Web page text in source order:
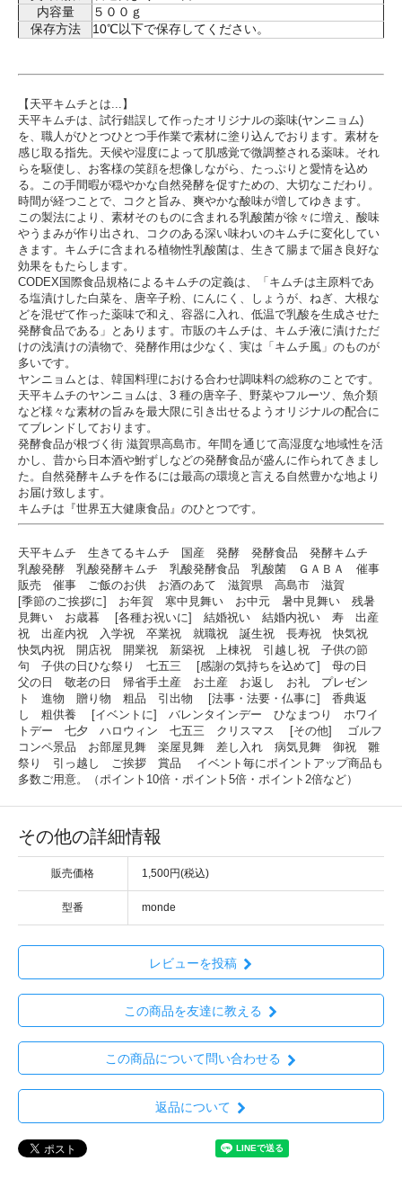
内容量
５００ｇ
保存方法
10℃以下で保存してください。
【天平キムチとは...】
天平キムチは、試行錯誤して作ったオリジナルの薬味(ヤンニョム)
を、職人がひとつひとつ手作業で素材に塗り込んでおります。素材を
感じ取る指先。天候や湿度によって肌感覚で微調整される薬味。それ
らを駆使し、お客様の笑顔を想像しながら、たっぷりと愛情を込め
る。この手間暇が穏やかな自然発酵を促すための、大切なこだわり。
時間が経つことで、コクと旨み、爽やかな酸味が増してゆきます。
この製法により、素材そのものに含まれる乳酸菌が徐々に増え、酸味
やうまみが作り出され、コクのある深い味わいのキムチに変化してい
きます。キムチに含まれる植物性乳酸菌は、生きて腸まで届き良好な
効果をもたらします。
CODEX国際食品規格によるキムチの定義は、「キムチは主原料であ
る塩漬けした白菜を、唐辛子粉、にんにく、しょうが、ねぎ、大根な
どを混ぜて作った薬味で和え、容器に入れ、低温で乳酸を生成させた
発酵食品である」とあります。市販のキムチは、キムチ液に漬けただ
けの浅漬けの漬物で、発酵作用は少なく、実は「キムチ風」のものが
多いです。
ヤンニョムとは、韓国料理における合わせ調味料の総称のことです。
天平キムチのヤンニョムは、3 種の唐辛子、野菜やフルーツ、魚介類
など様々な素材の旨みを最大限に引き出せるようオリジナルの配合に
てブレンドしております。
発酵食品が根づく街 滋賀県高島市。年間を通じて高湿度な地域性を活
かし、昔から日本酒や鮒ずしなどの発酵食品が盛んに作られてきまし
た。自然発酵キムチを作るには最高の環境と言える自然豊かな地より
お届け致します。
キムチは『世界五大健康食品』のひとつです。
天平キムチ 生きてるキムチ 国産 発酵 発酵食品 発酵キムチ
乳酸発酵 乳酸発酵キムチ 乳酸発酵食品 乳酸菌 ＧＡＢＡ 催事
販売 催事 ご飯のお供 お酒のあて 滋賀県 高島市 滋賀
[季節のご挨拶に] お年賀 寒中見舞い お中元 暑中見舞い 残暑
見舞い お歳暮 [各種お祝いに] 結婚祝い 結婚内祝い 寿 出産
祝 出産内祝 入学祝 卒業祝 就職祝 誕生祝 長寿祝 快気祝
快気内祝 開店祝 開業祝 新築祝 上棟祝 引越し祝 子供の節
句 子供の日ひな祭り 七五三 [感謝の気持ちを込めて] 母の日
父の日 敬老の日 帰省手土産 お土産 お返し お礼 プレゼン
ト 進物 贈り物 粗品 引出物 [法事・法要・仏事に] 香典返
し 粗供養 [イベントに] バレンタインデー ひなまつり ホワイ
トデー 七夕 ハロウィン 七五三 クリスマス [その他] ゴルフ
コンペ景品 お部屋見舞 楽屋見舞 差し入れ 病気見舞 御祝 雛
祭り 引っ越し ご挨拶 賞品 イベント毎にポイントアップ商品も
多数ご用意。（ポイント10倍・ポイント5倍・ポイント2倍など）
その他の詳細情報
販売価格 1,500円(税込)
型番 monde
レビューを投稿
この商品を友達に教える
この商品について問い合わせる
返品について